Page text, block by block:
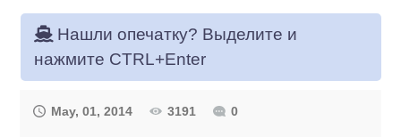
Нашли опечатку? Выделите и
нажмите CTRL+Enter
May, 01, 2014 3191 0